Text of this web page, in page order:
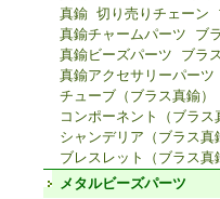
真鍮 切り売りチェーン
真鍮チャームパーツ ブ
真鍮ビーズパーツ ブラ
真鍮アクセサリーパー
チューブ（ブラス真鍮）
コンポーネント（ブラス
シャンデリア（ブラス真
ブレスレット（ブラス真
メタルビーズパーツ